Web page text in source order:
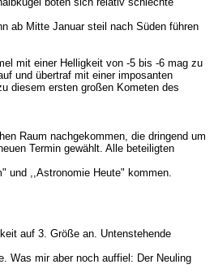
ab Mitte Januar steil nach Süden führen
mit einer Helligkeit von -5 bis -6 mag zu
und übertraf mit einer imposanten
diesem ersten großen Kometen des
Raum nachgekommen, die dringend um
Termin gewählt. Alle beteiligten
und ,,Astronomie Heute" kommen.
auf 3. Größe an. Untenstehende
Was mir aber noch auffiel: Der Neuling